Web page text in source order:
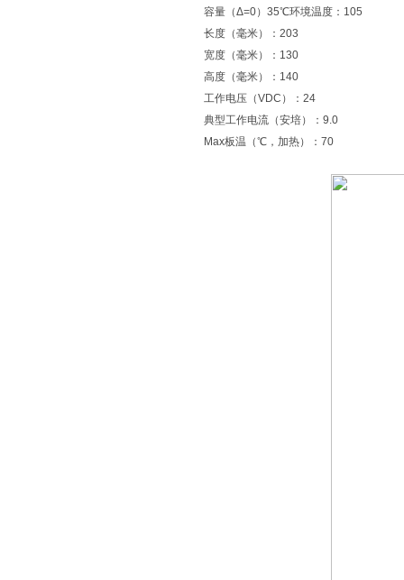
容量（Δ=0）35℃环境温度：105
长度（毫米）：203
宽度（毫米）：130
高度（毫米）：140
工作电压（VDC）：24
典型工作电流（安培）：9.0
Max板温（℃，加热）：70